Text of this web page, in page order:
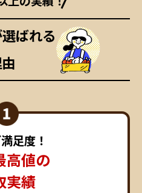
ばれる
足度！
高値の
実績